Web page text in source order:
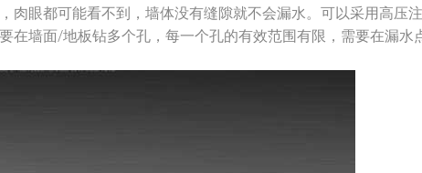
眼都可能看不到，墙体没有缝隙就不会漏水。可以采用高压
墙面/地板钻多个孔，每一个孔的有效范围有限，需要在漏水